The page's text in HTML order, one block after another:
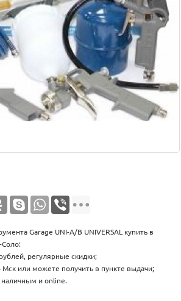
Garage UNI-A/B UNIVERSAL купить в
Соло:
регулярные скидки;
Мск или можете получить в пункте выдачи;
и online.